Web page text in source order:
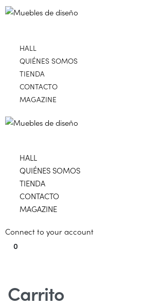
HALL
QUIÉNES SOMOS
TIENDA
CONTACTO
MAGAZINE
HALL
QUIÉNES SOMOS
TIENDA
CONTACTO
MAGAZINE
Connect to your account
0
Carrito